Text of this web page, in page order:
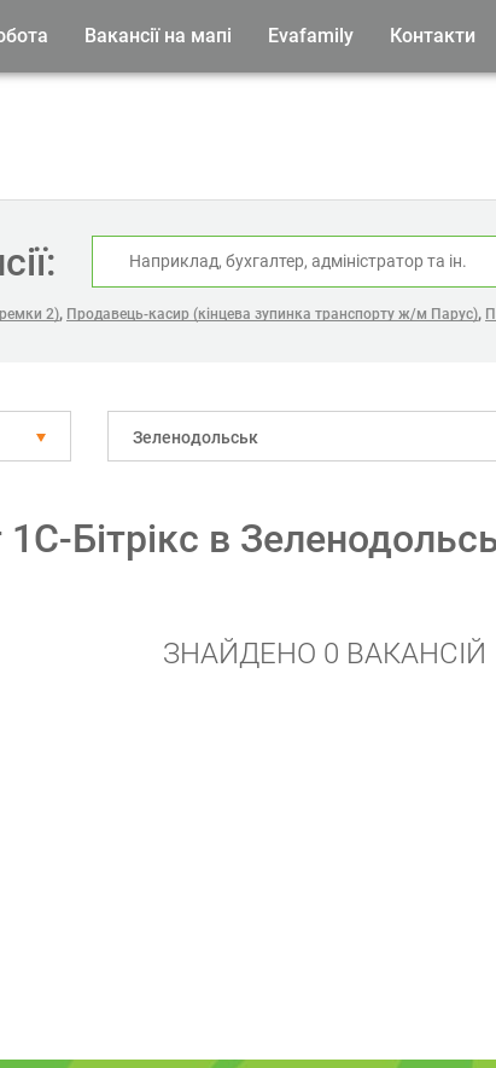
Вакансії на мапі Evafamily Контакти
2), Продавець-касир (кінцева зупинка транспорту ж/м Парус),
Зеленодольськ
1С-Бітрікс в
ЗНАЙДЕНО 0 ВАКАНСІЙ